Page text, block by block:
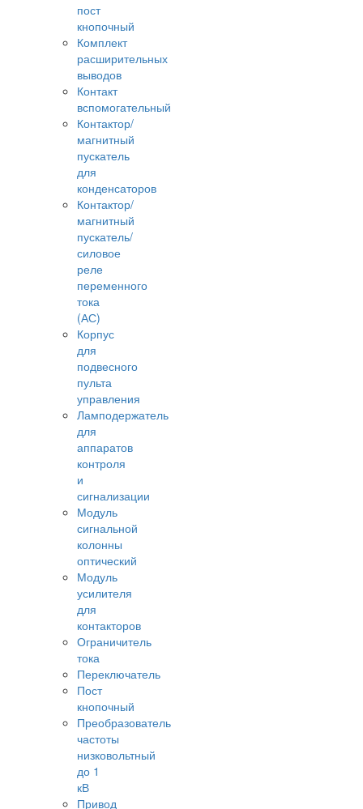
пост
кнопочный
Комплект
расширительных
выводов
Контакт
вспомогательный
Контактор/
магнитный
пускатель
для
конденсаторов
Контактор/
магнитный
пускатель/
силовое
реле
переменного
тока
(АС)
Корпус
для
подвесного
пульта
управления
Ламподержатель
для
аппаратов
контроля
и
сигнализации
Модуль
сигнальной
колонны
оптический
Модуль
усилителя
для
контакторов
Ограничитель
тока
Переключатель
Пост
кнопочный
Преобразователь
частоты
низковольтный
до 1
кВ
Привод